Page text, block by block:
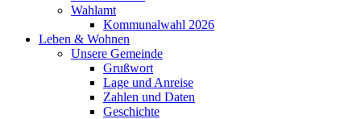
Wahlamt
Kommunalwahl 2026
Leben & Wohnen
Unsere Gemeinde
Grußwort
Lage und Anreise
Zahlen und Daten
Geschichte